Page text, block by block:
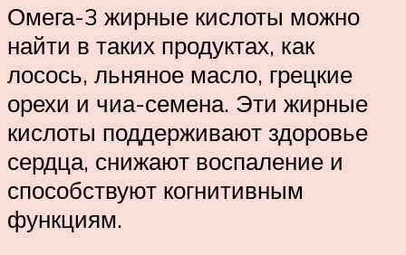
Омега-3 жирные кислоты можно
найти в таких продуктах, как
лосось, льняное масло, грецкие
орехи и чиа-семена. Эти жирные
кислоты поддерживают здоровье
сердца, снижают воспаление и
способствуют когнитивным
функциям.